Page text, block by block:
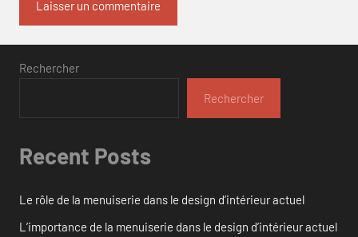
Rechercher
Rechercher
Recent Posts
Le rôle de la menuiserie dans le design d’intérieur actuel
L’importance de la menuiserie dans le design d’intérieur actuel